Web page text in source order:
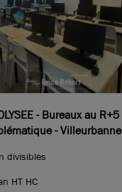
au R+5 dans un
- Villeurbanne
divisibles
HT HC